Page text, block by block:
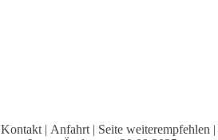
Kontakt| Anfahrt| Seite weiterempfehlen |